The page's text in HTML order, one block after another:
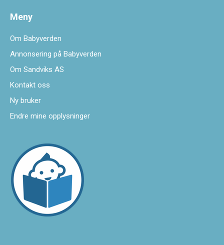
Meny
Om Babyverden
Annonsering på Babyverden
Om Sandviks AS
Kontakt oss
Ny bruker
Endre mine opplysninger